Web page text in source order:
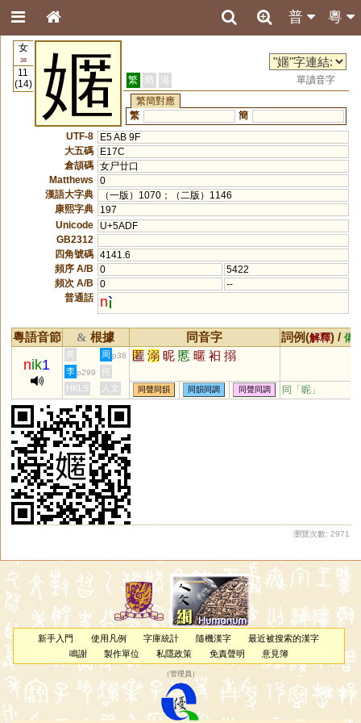
粵
普
女
38
11
(14)
嫟 繁 簡 港
單讀音字
繁簡對應
繁
簡
UTF-8
E5 AB 9F
大五碼
E17C
倉頡碼 女尸廿口
Matthews
0
漢語大字典
（一版）1070；（二版）1146
康熙字典
197
Unicode
U+5ADF
GB2312
四角號碼 4141.6
頻序 A/B
0
5422
頻次 A/B
0
--
普通話
n
粵語音節 & 根據 同音字 詞例(解釋) / 備
nik1
黃 周 p38 匿 溺 昵 慝 暱 衵 搦
李 p299
何
HKLS
人文 同聲同韻 同韻同調 同聲同調 同「昵 」
瀏覽次數: 2971
新手入門 使用凡例 字庫統計 隨機漢字
最近被搜索的漢字
鳴謝
製作單位 私隱政策 免責聲明 意見簿
（管理員 ）